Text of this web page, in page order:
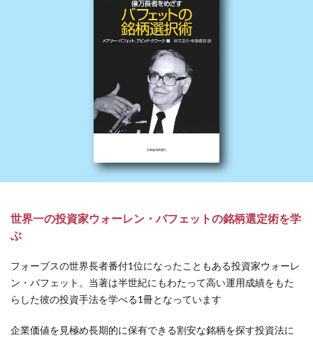
世界一の投資家ウォーレン・バフェットの銘柄選定術を学
ぶ
フォーブスの世界長者番付1位になったこともある投資家ウォーレ
ン・バフェット。当著は半世紀にもわたって高い運用成績をもた
らした彼の投資手法を学べる1冊となっています
企業価値を見極め長期的に保有できる割安な銘柄を探す投資法に